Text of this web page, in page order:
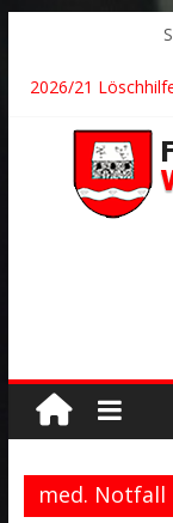
2026/21
2026/24 * TH G
2026/23 TH K Y
2026/22 TH Y *
Der schönste
med. Notfall